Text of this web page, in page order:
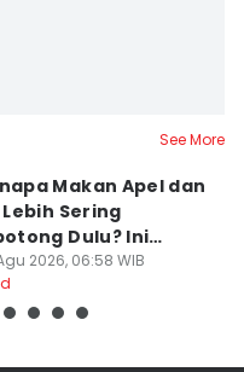
See More
Makan Apel dan
Lebih Sering
Dulu? Ini
2026, 06:58 WIB